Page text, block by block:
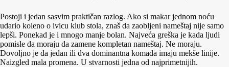
Postoji i jedan sasvim praktičan razlog. Ako si makar jednom noću
udario koleno o ivicu klub stola, znaš da zaobljeni nameštaj nije samo
lepši. Ponekad je i mnogo manje bolan. Najveća greška je kada ljudi
pomisle da moraju da zamene kompletan nameštaj. Ne moraju.
Dovoljno je da jedan ili dva dominantna komada imaju mekše linije.
Naizgled mala promena. U stvarnosti jedna od najprimetnijih.